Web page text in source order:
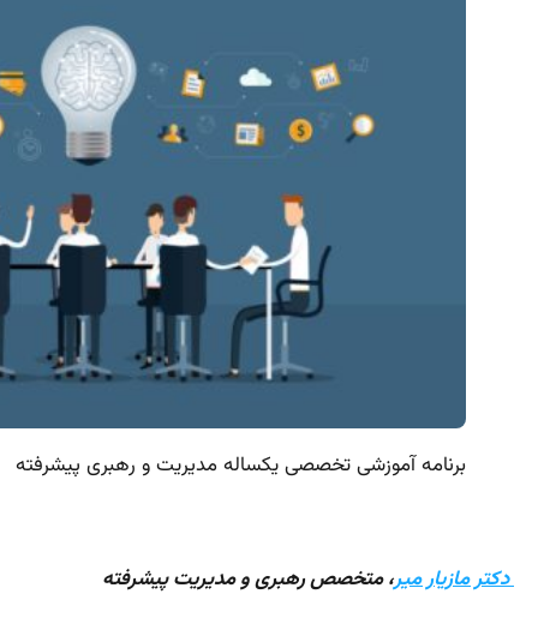
برنامه آموزشی تخصصی یکساله مدیریت و رهبری پیشرفته
دکتر مازیار میر، متخصص رهبری و مدیریت پیشرفته